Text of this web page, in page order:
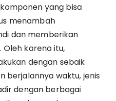
yang bisa
menambah
dan memberikan
karena itu,
dengan sebaik
berjalannya waktu, jenis
dengan berbagai